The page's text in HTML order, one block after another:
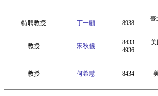
特聘教授 丁一顧 8938
臺
教授 宋秋儀
8433
4936
美
教授 何希慧 8434